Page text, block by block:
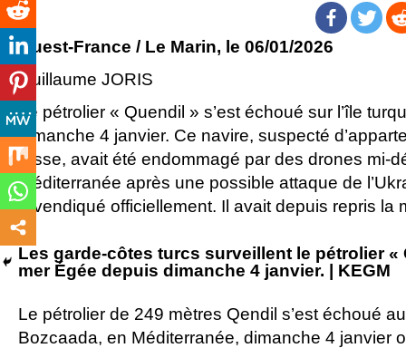
Ouest-France / Le Marin, le 06/01/2026
Guillaume JORIS
Le pétrolier « Quendil » s’est échoué sur l’île
dimanche 4 janvier. Ce navire, suspecté
russe, avait été endommagé par des drones mi-
Méditerranée après une possible attaque de
revendiqué officiellement. Il avait depuis repris la
Les garde-côtes turcs surveillent le pétrolier «
mer Égée depuis dimanche 4 janvier. | KEGM
Le pétrolier de 249 mètres Qendil s’est échoué
Bozcaada, en Méditerranée, dimanche 4 janvier